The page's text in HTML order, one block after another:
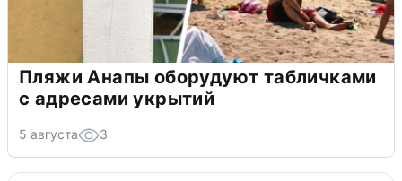
Пляжи Анапы оборудуют табличками
с адресами укрытий
5 августа 3